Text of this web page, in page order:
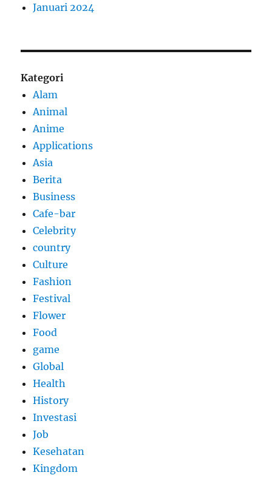
Januari 2024
Kategori
Alam
Animal
Anime
Applications
Asia
Berita
Business
Cafe-bar
Celebrity
country
Culture
Fashion
Festival
Flower
Food
game
Global
Health
History
Investasi
Job
Kesehatan
Kingdom